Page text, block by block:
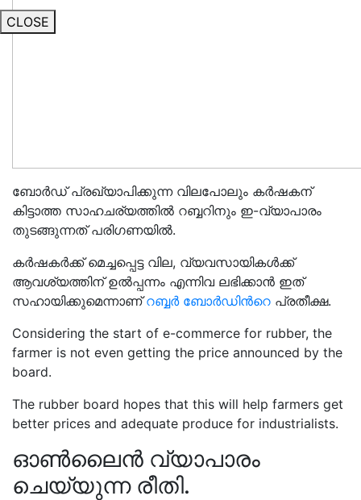
CLOSE
ബോർഡ് പ്രഖ്യാപിക്കുന്ന വിലപോലും കർഷകന്
കിട്ടാത്ത സാഹചര്യത്തിൽ റബ്ബറിനും ഇ-വ്യാപാരം
തുടങ്ങുന്നത് പരിഗണയിൽ.
കർഷകർക്ക് മെച്ചപ്പെട്ട വില, വ്യവസായികൾക്ക്
ആവശ്യത്തിന് ഉൽപ്പന്നം എന്നിവ ലഭിക്കാൻ ഇത്
സഹായിക്കുമെന്നാണ്റബ്ബർ ബോർഡിൻറെ പ്രതീക്ഷ.
Considering the start of e-commerce for rubber, the
farmer is not even getting the price announced by the
board.
The rubber board hopes that this will help farmers get
better prices and adequate produce for industrialists.
ഓൺലൈൻ വ്യാപാരം
ചെയ്യുന്ന രീതി.